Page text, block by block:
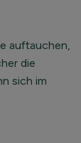
auftauchen,
die
sich im